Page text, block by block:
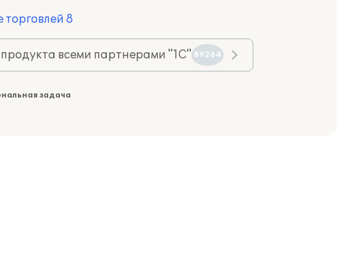
8
всеми партнерами "1С" 89264
задача